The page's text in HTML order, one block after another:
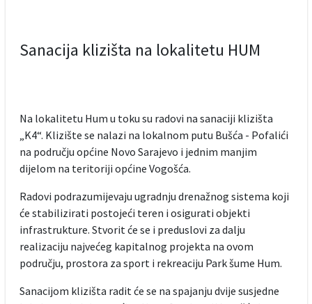
Sanacija klizišta na lokalitetu HUM
Na lokalitetu Hum u toku su radovi na sanaciji klizišta
„K4“. Klizište se nalazi na lokalnom putu Bušća - Pofalići
na području općine Novo Sarajevo i jednim manjim
dijelom na teritoriji općine Vogošća.
Radovi podrazumijevaju ugradnju drenažnog sistema koji
će stabilizirati postojeći teren i osigurati objekti
infrastrukture. Stvorit će se i preduslovi za dalju
realizaciju najvećeg kapitalnog projekta na ovom
području, prostora za sport i rekreaciju Park šume Hum.
Sanacijom klizišta radit će se na spajanju dvije susjedne